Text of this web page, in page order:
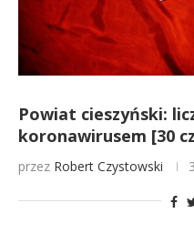
Powiat cieszyński:
koronawirusem [30
przez Robert Czystowski